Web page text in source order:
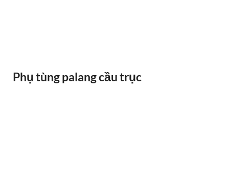
Phụ tùng palang cầu trục